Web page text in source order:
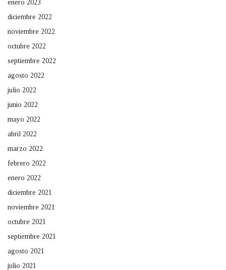
enero 2023
diciembre 2022
noviembre 2022
octubre 2022
septiembre 2022
agosto 2022
julio 2022
junio 2022
mayo 2022
abril 2022
marzo 2022
febrero 2022
enero 2022
diciembre 2021
noviembre 2021
octubre 2021
septiembre 2021
agosto 2021
julio 2021